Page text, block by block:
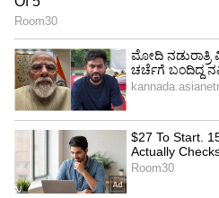
ಏರುಗತಿಯಲ್ಲಿದೆ. ಸ್ಟಾಲಿನ್
ನಿಮಾಣ, ರಜನಿಕಾಂತ್-
ಮುಂಬರುವ ಸಿನಿಮಾಗೆ ಇದೇ
ಅಲ್ಲಿಗೆ ನಟಿ ತ್ರಿಷಾಗೆ
ಸ್ವಲ್ಪವೂ ಕಡಿಮೆಯಾಗಿಲ್ಲ
ತ್ರಿಷಾ ಟೈಂ ಓಡುತ್ತಿದೆ.
ಚೆನ್ನಾಗಿದೆ ಎಂಬ ಮಾತು